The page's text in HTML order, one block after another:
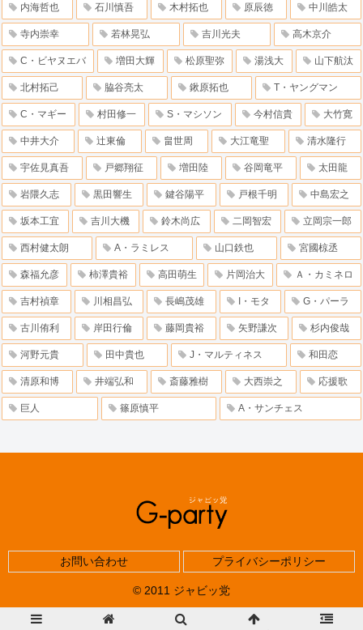
内海哲也 石川慎吾 木村拓也 原辰徳 中川皓太
寺内崇幸 若林晃弘 吉川光夫 高木京介
C・ビヤヌエバ 増田大輝 松原聖弥 湯浅大 山下航汰
北村拓己 脇谷亮太 鍬原拓也 T・ヤングマン
C・マギー 村田修一 S・マシソン 今村信貴 大竹寛
中井大介 辻東倫 畠世周 大江竜聖 清水隆行
宇佐見真吾 戸郷翔征 増田陸 谷岡竜平 太田龍
岩隈久志 黒田響生 鍵谷陽平 戸根千明 中島宏之
坂本工宜 吉川大機 鈴木尚広 二岡智宏 立岡宗一郎
西村健太朗 A・ラミレス 山口鉄也 宮國椋丞
森福允彦 柿澤貴裕 高田萌生 片岡治大 Ａ・カミネロ
吉村禎章 川相昌弘 長嶋茂雄 I・モタ G・パーラ
古川侑利 岸田行倫 藤岡貴裕 矢野謙次 杉内俊哉
河野元貴 田中貴也 J・マルティネス 和田恋
清原和博 井端弘和 斎藤雅樹 大西崇之 応援歌
巨人 篠原慎平 A・サンチェス
お問い合わせ プライバシーポリシー
© 2011 ジャビッ党